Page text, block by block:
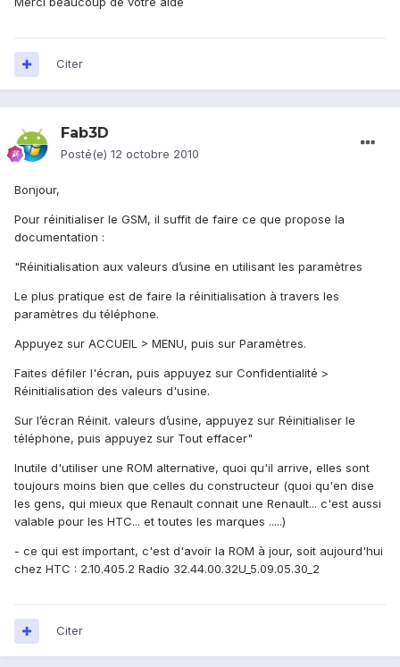
Citer
Fab3D
Posté(e) 12 octobre 2010
Bonjour,
Pour réinitialiser le GSM, il suffit de faire ce que propose la
documentation :
"Réinitialisation aux valeurs d’usine en utilisant les paramètres
Le plus pratique est de faire la réinitialisation à travers les
paramètres du téléphone.
Appuyez sur ACCUEIL > MENU, puis sur Paramètres.
Faites défiler l'écran, puis appuyez sur Confidentialité >
Réinitialisation des valeurs d'usine.
Sur l’écran Réinit. valeurs d’usine, appuyez sur Réinitialiser le
téléphone, puis appuyez sur Tout effacer"
Inutile d'utiliser une ROM alternative, quoi qu'il arrive, elles sont
toujours moins bien que celles du constructeur (quoi qu'en dise
les gens, qui mieux que Renault connait une Renault... c'est aussi
valable pour les HTC... et toutes les marques .....)
- ce qui est important, c'est d'avoir la ROM à jour, soit aujourd'hui
chez HTC : 2.10.405.2 Radio 32.44.00.32U_5.09.05.30_2
Citer